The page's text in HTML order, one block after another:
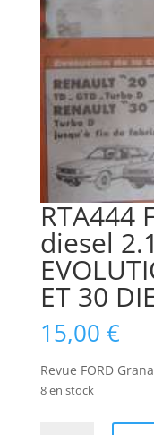
RTA444
diesel
ET 30
15,00 €
Revue FORD
8 en stock